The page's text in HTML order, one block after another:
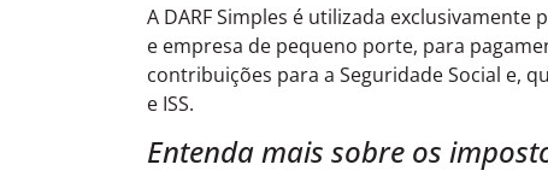
A DARF Simples é utilizada
e empresa de pequeno porte, para
contribuições para a Seguridade Social e,
e ISS.
Entenda mais sobre os